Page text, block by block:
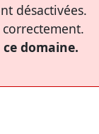
désactivées.
domaine.